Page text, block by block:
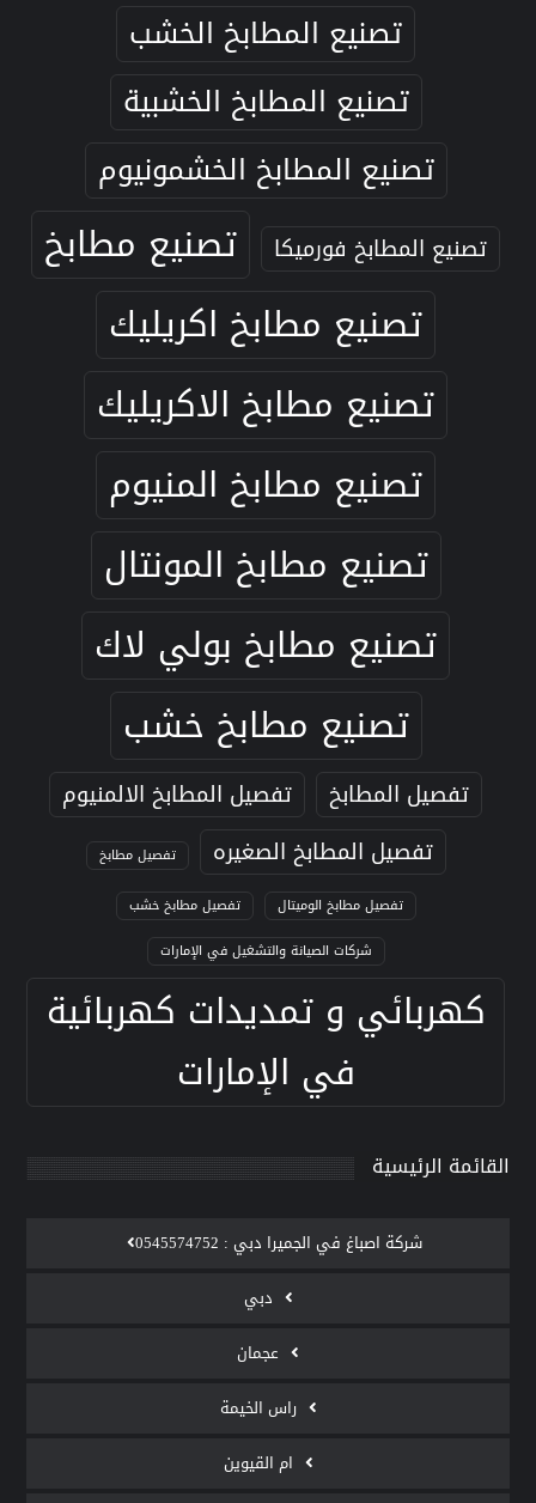
تصنيع المطابخ الخشب
تصنيع المطابخ الخشبية
تصنيع المطابخ الخشمونيوم
تصنيع المطابخ فورميكا
تصنيع مطابخ
تصنيع مطابخ اكريليك
تصنيع مطابخ الاكريليك
تصنيع مطابخ المنيوم
تصنيع مطابخ المونتال
تصنيع مطابخ بولي لاك
تصنيع مطابخ خشب
تفصيل المطابخ
تفصيل المطابخ الالمنيوم
تفصيل المطابخ الصغيره
تفصيل مطابخ
تفصيل مطابخ الوميتال
تفصيل مطابخ خشب
شركات الصيانة والتشغيل في الإمارات
كهربائي و تمديدات كهربائية
في الإمارات
القائمة الرئيسية
‫شركة اصباغ في الجميرا دبي : 0545574752
دبي
عجمان
راس الخيمة
ام القيوين